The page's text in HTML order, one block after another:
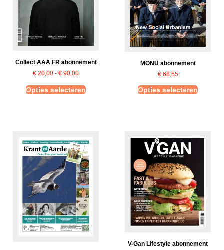
Collect AAA FR abonnement
€ 20,00 - € 90,00
Opties selecteren
MONU abonnement
€68,55
Opties selecteren
V-Gan Lifestyle abonnement